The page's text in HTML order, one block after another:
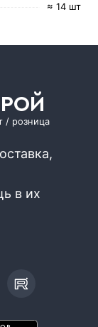
≈ 14 шт
/ розница
в их